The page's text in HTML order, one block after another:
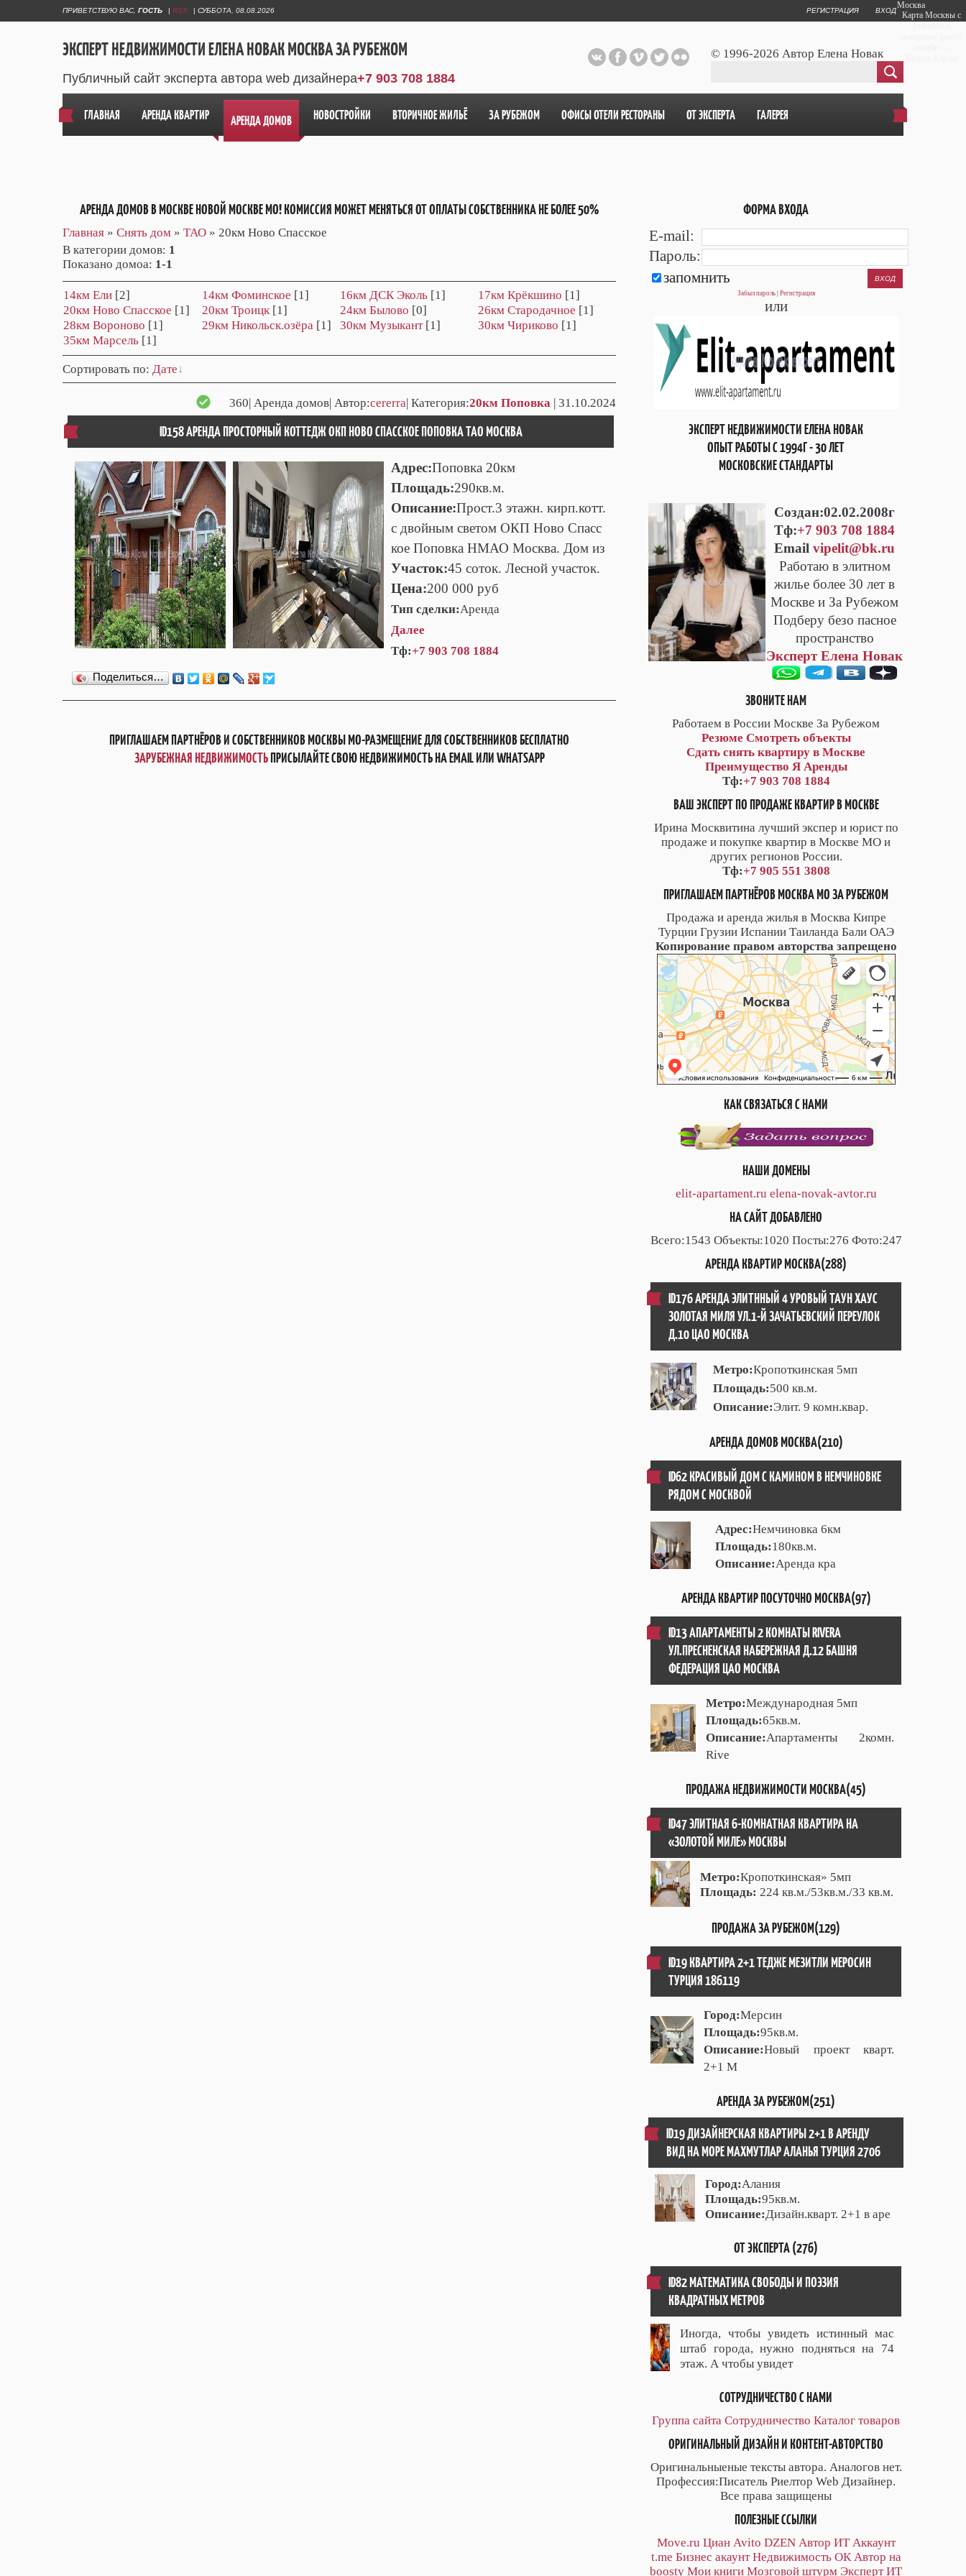
ПРИВЕТСТВУЮ ВАС ГОСТЬ | RSS | СУББОТА, 08.08.2026 РЕГИСТРАЦИЯ ВХОД
ЭКСПЕРТ НЕДВИЖИМОСТИ ЕЛЕНА НОВАК МОСКВА ЗА РУБЕЖОМ
Публичный сайт эксперта автора web дизайнера+7 903 708 1884
© 1996-2026 Автор Елена Новак
ГЛАВНАЯ АРЕНДА КВАРТИР АРЕНДА ДОМОВ НОВОСТРОЙКИ ВТОРИЧНОЕ ЖИЛЬЁ ЗА РУБЕЖОМ ОФИСЫ ОТЕЛИ РЕСТОРАНЫ ОТ ЭКСПЕРТА ГАЛЕРЕЯ
АРЕНДА ДОМОВ В МОСКВЕ НОВОЙ МОСКВЕ МО! КОМИССИЯ МОЖЕТ МЕНЯТЬСЯ ОТ ОПЛАТЫ СОБСТВЕННИКА НЕ БОЛЕЕ 50%
Главная » Снять дом » ТАО » 20км Ново Спасское
В категории домов: 1
Показано домоа: 1-1
14км Ели [2] 14км Фоминское [1] 16км ДСК Эколь [1] 17км Крёкшино [1]
20км Ново Спасское [1] 20км Троицк [1] 24км Былово [0] 26км Стародачное [1]
28км Вороново [1] 29км Никольск.озёра [1] 30км Музыкант [1] 30км Чириково [1]
35км Марсель [1]
Сортировать по: Дате
360| Аренда домов| Автор:cererra| Категория:20км Поповка | 31.10.2024
ID158 АРЕНДА ПРОСТОРНЫЙ КОТТЕДЖ ОКП НОВО СПАССКОЕ ПОПОВКА ТАО МОСКВА
Адрес:Поповка 20км
Площадь:290кв.м.
Описание:Прост.3 этажн. кирп.котт.
с двойным светом ОКП Ново Спасс
кое Поповка НМАО Москва. Дом из
Участок:45 соток. Лесной участок.
Цена:200 000 руб
Тип сделки:Аренда
Далее
Тф:+7 903 708 1884
Поделиться…
ПРИГЛАШАЕМ ПАРТНЁРОВ И СОБСТВЕННИКОВ МОСКВЫ МО-РАЗМЕЩЕНИЕ ДЛЯ СОБСТВЕННИКОВ БЕСПЛАТНО
ЗАРУБЕЖНАЯ НЕДВИЖИМОСТЬПРИСЫЛАЙТЕ СВОЮ НЕДВИЖИМОСТЬ НА EMAIL ИЛИ WHATSAPP
ФОРМА ВХОДА
E-mail:
Пароль:
запомнить
Забыл пароль| Регистрация
или
ЭКСПЕРТ НЕДВИЖИМОСТИ ЕЛЕНА НОВАК
ОПЫТ РАБОТЫ С 1994Г - 30 ЛЕТ
МОСКОВСКИЕ СТАНДАРТЫ
Cоздан:02.02.2008г
Тф:+7 903 708 1884
Emailvipelit@bk.ru
Работаю в элитном
жилье более 30 лет в
Москве и За Рубежом
Подберу безо пасное
пространство
Эксперт Елена Новак
ЗВОНИТЕ НАМ
Работаем в России Москве За Рубежом
Резюме Смотреть объекты
Сдать снять квартиру в Москве
Преимущество Я Аренды
Тф:+7 903 708 1884
ВАШ ЭКСПЕРТ ПО ПРОДАЖЕ КВАРТИР В МОСКВЕ
Ирина Москвитина лучший экспер и юрист по
продаже и покупке квартир в Москве МО и
других регионов России.
Тф:+7 905 551 3808
ПРИГЛАШАЕМ ПАРТНЁРОВ МОСКВА МО ЗА РУБЕЖОМ
Продажа и аренда жилья в Москва Кипре
Турции Грузии Испании Таиланда Бали ОАЭ
Копирование правом авторства запрещено
Москва
Карта Москвы с
КАК СВЯЗАТЬСЯ С НАМИ
НАШИ ДОМЕНЫ
elit-apartament.ru elena-novak-avtor.ru
НА САЙТ ДОБАВЛЕНО
Всего:1543 Объекты:1020 Посты:276 Фото:247
АРЕНДА КВАРТИР МОСКВА(288)
ID176 АРЕНДА ЭЛИТННЫЙ 4 УРОВЫЙ ТАУН ХАУС
ЗОЛОТАЯ МИЛЯ УЛ.1-Й ЗАЧАТЬЕВСКИЙ ПЕРЕУЛОК
Д.10 ЦАО МОСКВА
Метро:Кропоткинская 5мп
Площадь:500 кв.м.
Описание:Элит. 9 комн.квар.
АРЕНДА ДОМОВ МОСКВА(210)
ID62 КРАСИВЫЙ ДОМ С КАМИНОМ В НЕМЧИНОВКЕ
РЯДОМ С МОСКВОЙ
Адрес:Немчиновка 6км
Площадь:180кв.м.
Описание:Аренда кра
АРЕНДА КВАРТИР ПОСУТОЧНО МОСКВА(97)
ID13 АПАРТАМЕНТЫ 2 КОМНАТЫ RIVERA
УЛ.ПРЕСНЕНСКАЯ НАБЕРЕЖНАЯ Д.12 БАШНЯ
ФЕДЕРАЦИЯ ЦАО МОСКВА
Метро:Международная 5мп
Площадь:65кв.м.
Описание:Апартаменты 2комн.
Rive
ПРОДАЖА НЕДВИЖИМОСТИ МОСКВА(45)
ID47 ЭЛИТНАЯ 6-КОМНАТНАЯ КВАРТИРА НА
«ЗОЛОТОЙ МИЛЕ» МОСКВЫ
Метро:Кропоткинская» 5мп
Площадь: 224 кв.м./53кв.м./33 кв.м.
ПРОДАЖА ЗА РУБЕЖОМ(129)
ID19 КВАРТИРА 2+1 ТЕДЖЕ МЕЗИТЛИ МЕРОСИН
ТУРЦИЯ 186119
Город:Мерсин
Площадь:95кв.м.
Описание:Новый проект кварт.
2+1 М
АРЕНДА ЗА РУБЕЖОМ(251)
ID19 ДИЗАЙНЕРСКАЯ КВАРТИРЫ 2+1 В АРЕНДУ
ВИД НА МОРЕ МАХМУТЛАР АЛАНЬЯ ТУРЦИЯ 2706
Город:Алания
Площадь:95кв.м.
Описание:Дизайн.кварт. 2+1 в аре
ОТ ЭКСПЕРТА (276)
ID82 МАТЕМАТИКА СВОБОДЫ И ПОЭЗИЯ
КВАДРАТНЫХ МЕТРОВ
Иногда, чтобы увидеть истинный мас
штаб города, нужно подняться на 74
этаж. А чтобы увидет
СОТРУДНИЧЕСТВО С НАМИ
Группа сайта Сотрудничество Каталог товаров
ОРИГИНАЛЬНЫЙ ДИЗАЙН И КОНТЕНТ-АВТОРСТВО
Оригинальныеные тексты автора. Аналогов нет.
Профессия:Писатель Риелтор Web Дизайнер.
Все права защищены
ПОЛЕЗНЫЕ ССЫЛКИ
Move.ru Циан Avito DZEN Автор ИТ Аккаунт
t.me Бизнес акаунт Недвижимость ОК Автор на
boosty Мои книги Мозговой штурм Эксперт ИТ